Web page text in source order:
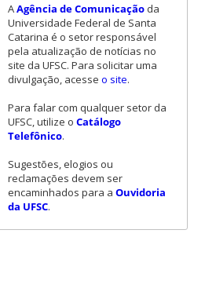
AAgência de Comunicaçãoda
Universidade Federal de Santa
Catarina é o setor responsável
pela atualização de notícias no
site da UFSC. Para solicitar uma
divulgação, acesse o site.
Para falar com qualquer setor da
UFSC, utilize o Catálogo
Telefônico.
Sugestões, elogios ou
reclamações devem ser
encaminhados para a Ouvidoria
da UFSC.